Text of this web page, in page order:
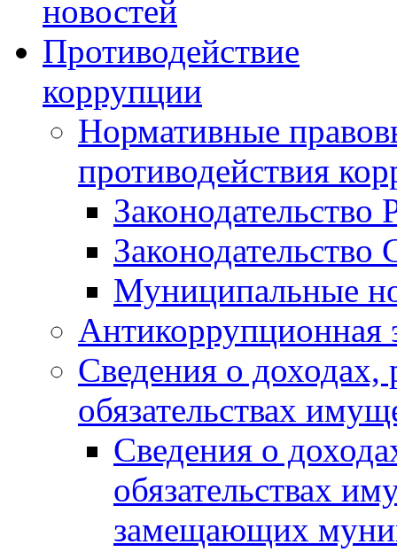
новостей
Противодействие
коррупции
Нормативные
противодействия
Законодательство
Муниципальные
Антикоррупционная
Сведения о доходах,
обязательствах
Сведения о
обязательствах
замещающих